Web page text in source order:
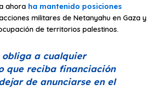
ahora ha mantenido posiciones
militares de Netanyahu en Gaza y
de territorios palestinos.
a cualquier
que reciba financiación
de anunciarse en el